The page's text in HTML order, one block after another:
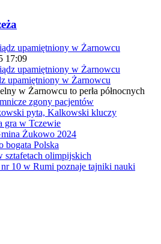
17:09
upamiętniony w Żarnowcu
w Żarnowcu to perła północnych
zgony pacjentów
pyta, Kalkowski kluczy
gra w Tczewie
Żukowo 2024
bogata Polska
olimpijskich
10 w Rumi poznaje tajniki nauki